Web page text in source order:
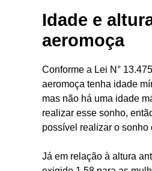
Idade e
aeromoça
Conforme a Lei N°
aeromoça tenha idade
mas não há uma idade
realizar esse sonho,
possível realizar o sonho
Já em relação à altura